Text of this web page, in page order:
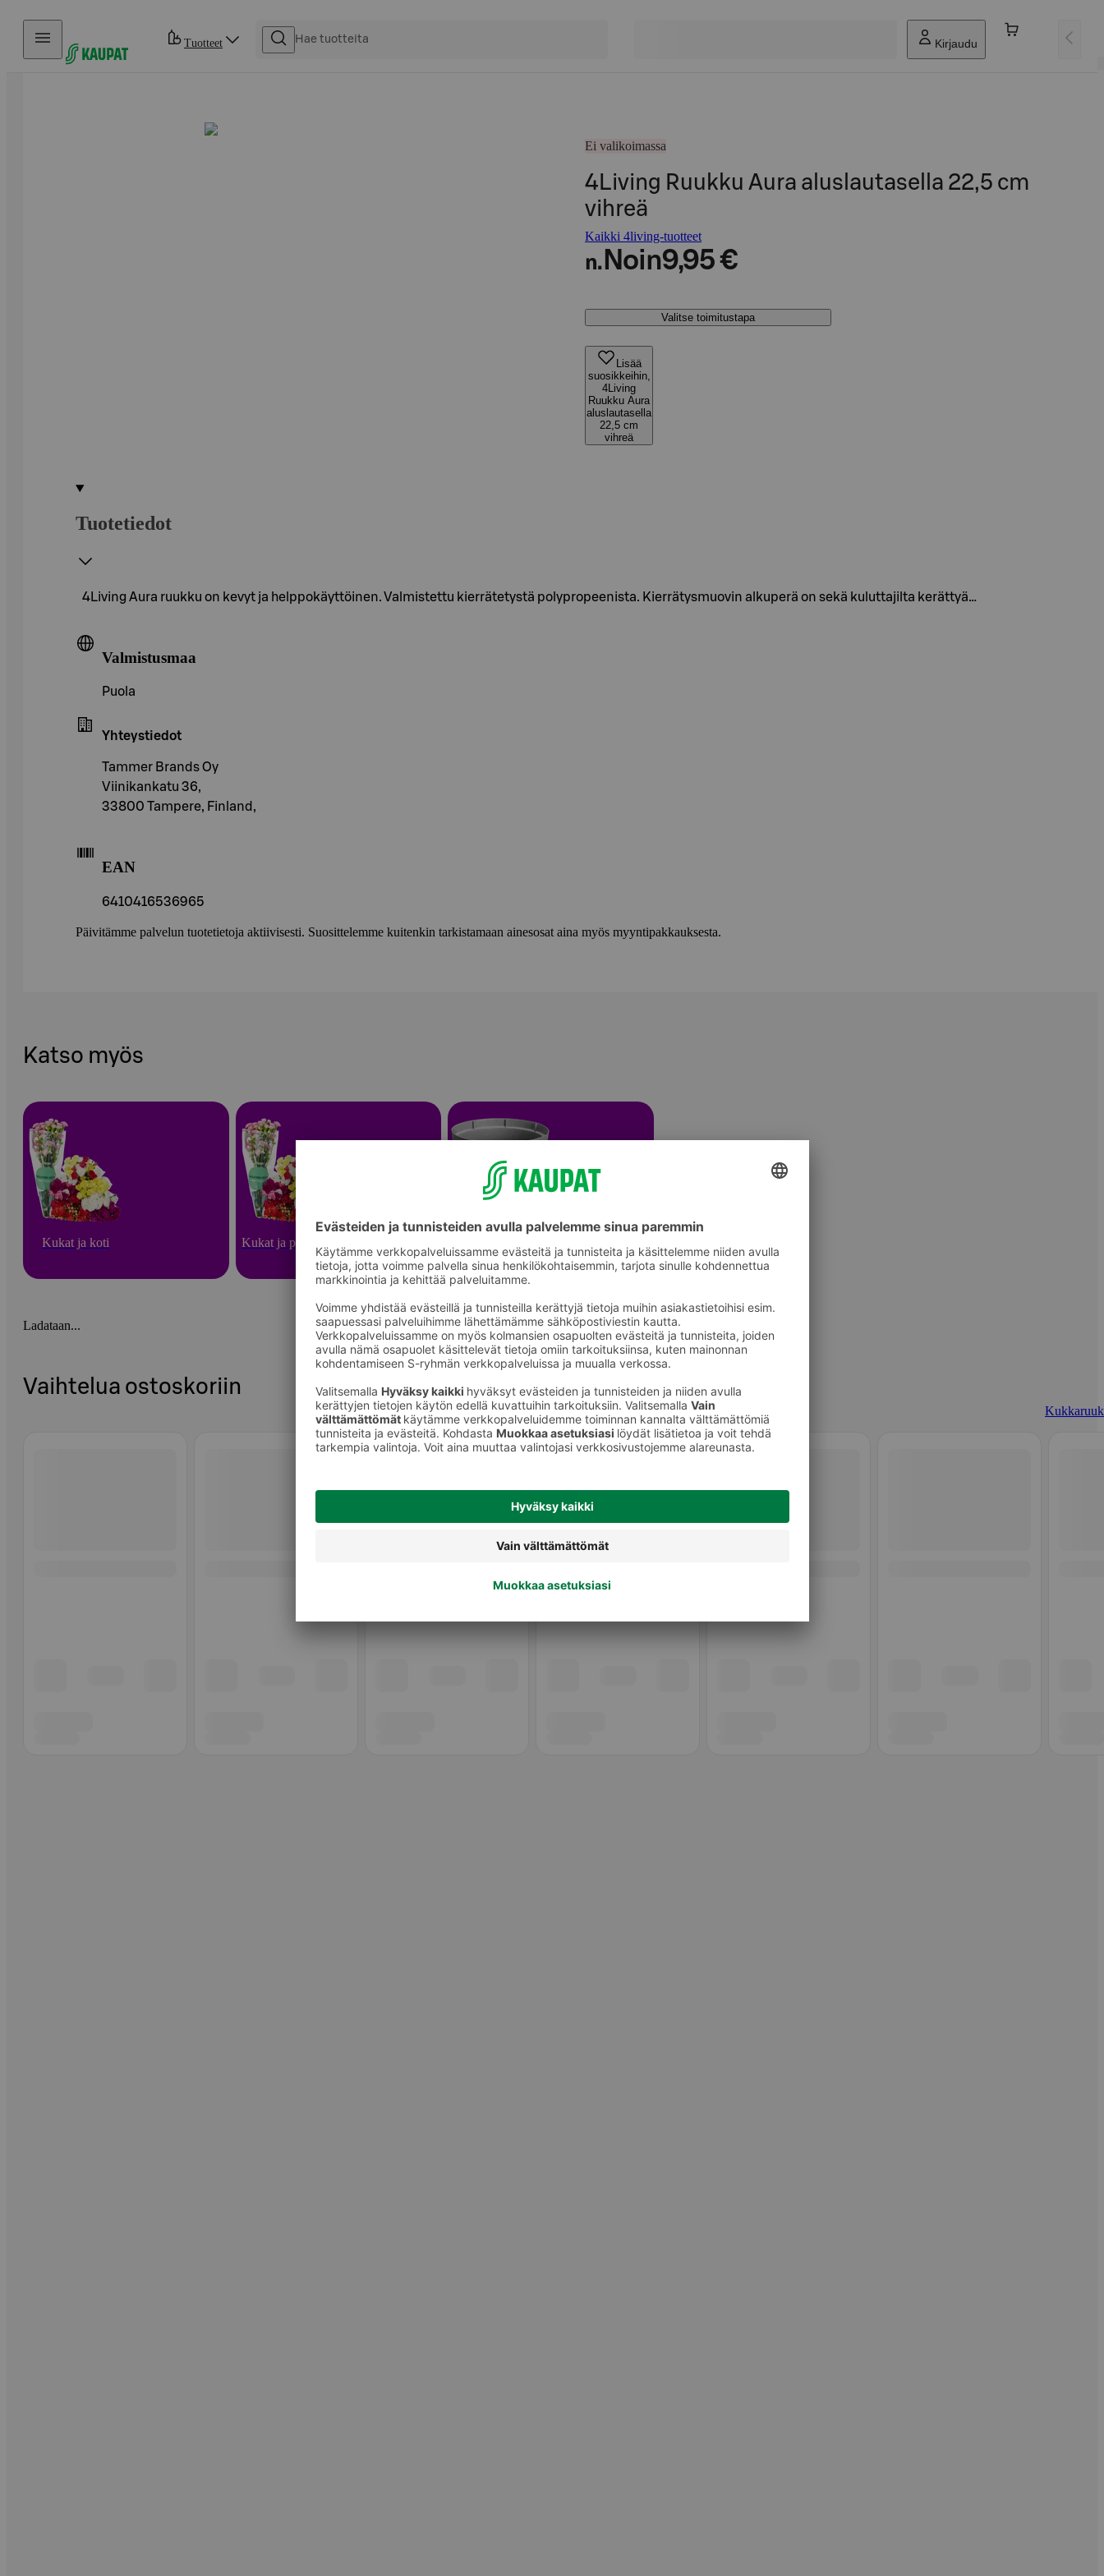
Hyppää sisältöön
Tuotteet Kirjaudu
Ei valikoimassa
4Living Ruukku Aura aluslautasella 22,5 cm
vihreä
Kaikki 4living-tuotteet
n. Noin9,95 €
Valitse toimitustapa
Lisää
suosikkeihin,
4Living
Ruukku Aura
aluslautasella
22,5 cm
vihreä
Tuotetiedot
4Living Aura ruukku on kevyt ja helppokäyttöinen. Valmistettu kierrätetystä polypropeenista. Kierrätysmuovin alkuperä on sekä kuluttajilta kerättyä…
Valmistusmaa
Puola
Yhteystiedot
Tammer Brands Oy
Viinikankatu 36,
33800 Tampere, Finland,
EAN
6410416536965
Päivitämme palvelun tuotetietoja aktiivisesti. Suosittelemme kuitenkin tarkistamaan ainesosat aina myös myyntipakkauksesta.
Katso myös
Kukat ja koti Kukat ja puutarha
Ladataan...
Vaihtelua ostoskoriin